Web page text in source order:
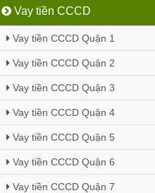
Vay tiền CCCD
Vay tiền CCCD Quận 1
Vay tiền CCCD Quận 2
Vay tiền CCCD Quận 3
Vay tiền CCCD Quận 4
Vay tiền CCCD Quận 5
Vay tiền CCCD Quận 6
Vay tiền CCCD Quận 7